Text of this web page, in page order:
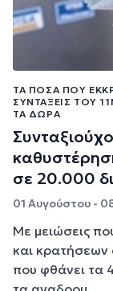
ΤΑ ΠΟΣΆ ΠΟΥ
ΣΥΝΤΆΞΕΙΣ ΤΟΥ
ΤΑ ΔΏΡΑ
σε 20.000
01 Αυγούστου -
Με μειώσεις
και κρατήσεων
που φθάνει τα